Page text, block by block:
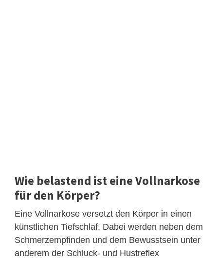
Wie belastend ist eine Vollnarkose
für den Körper?
Eine Vollnarkose versetzt den Körper in einen
künstlichen Tiefschlaf. Dabei werden neben dem
Schmerzempfinden und dem Bewusstsein unter
anderem der Schluck- und Hustreflex